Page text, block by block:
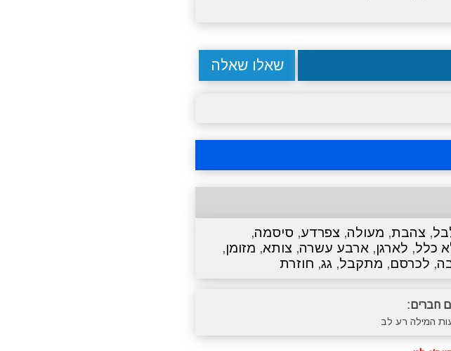
שאלו שאלה
, צהבת, מעולה, צפרדע, סיסמה,
כלל, לארגן, ארבע עשרה, צותא, מזומן,
, לכרסם, מתקבל, גג, חוזרת
חברים:
המילה רע לב